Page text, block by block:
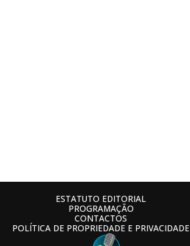
ESTATUTO EDITORIAL
PROGRAMAÇÃO
CONTACTOS
POLÍTICA DE PROPRIEDADE E PRIVACIDADE